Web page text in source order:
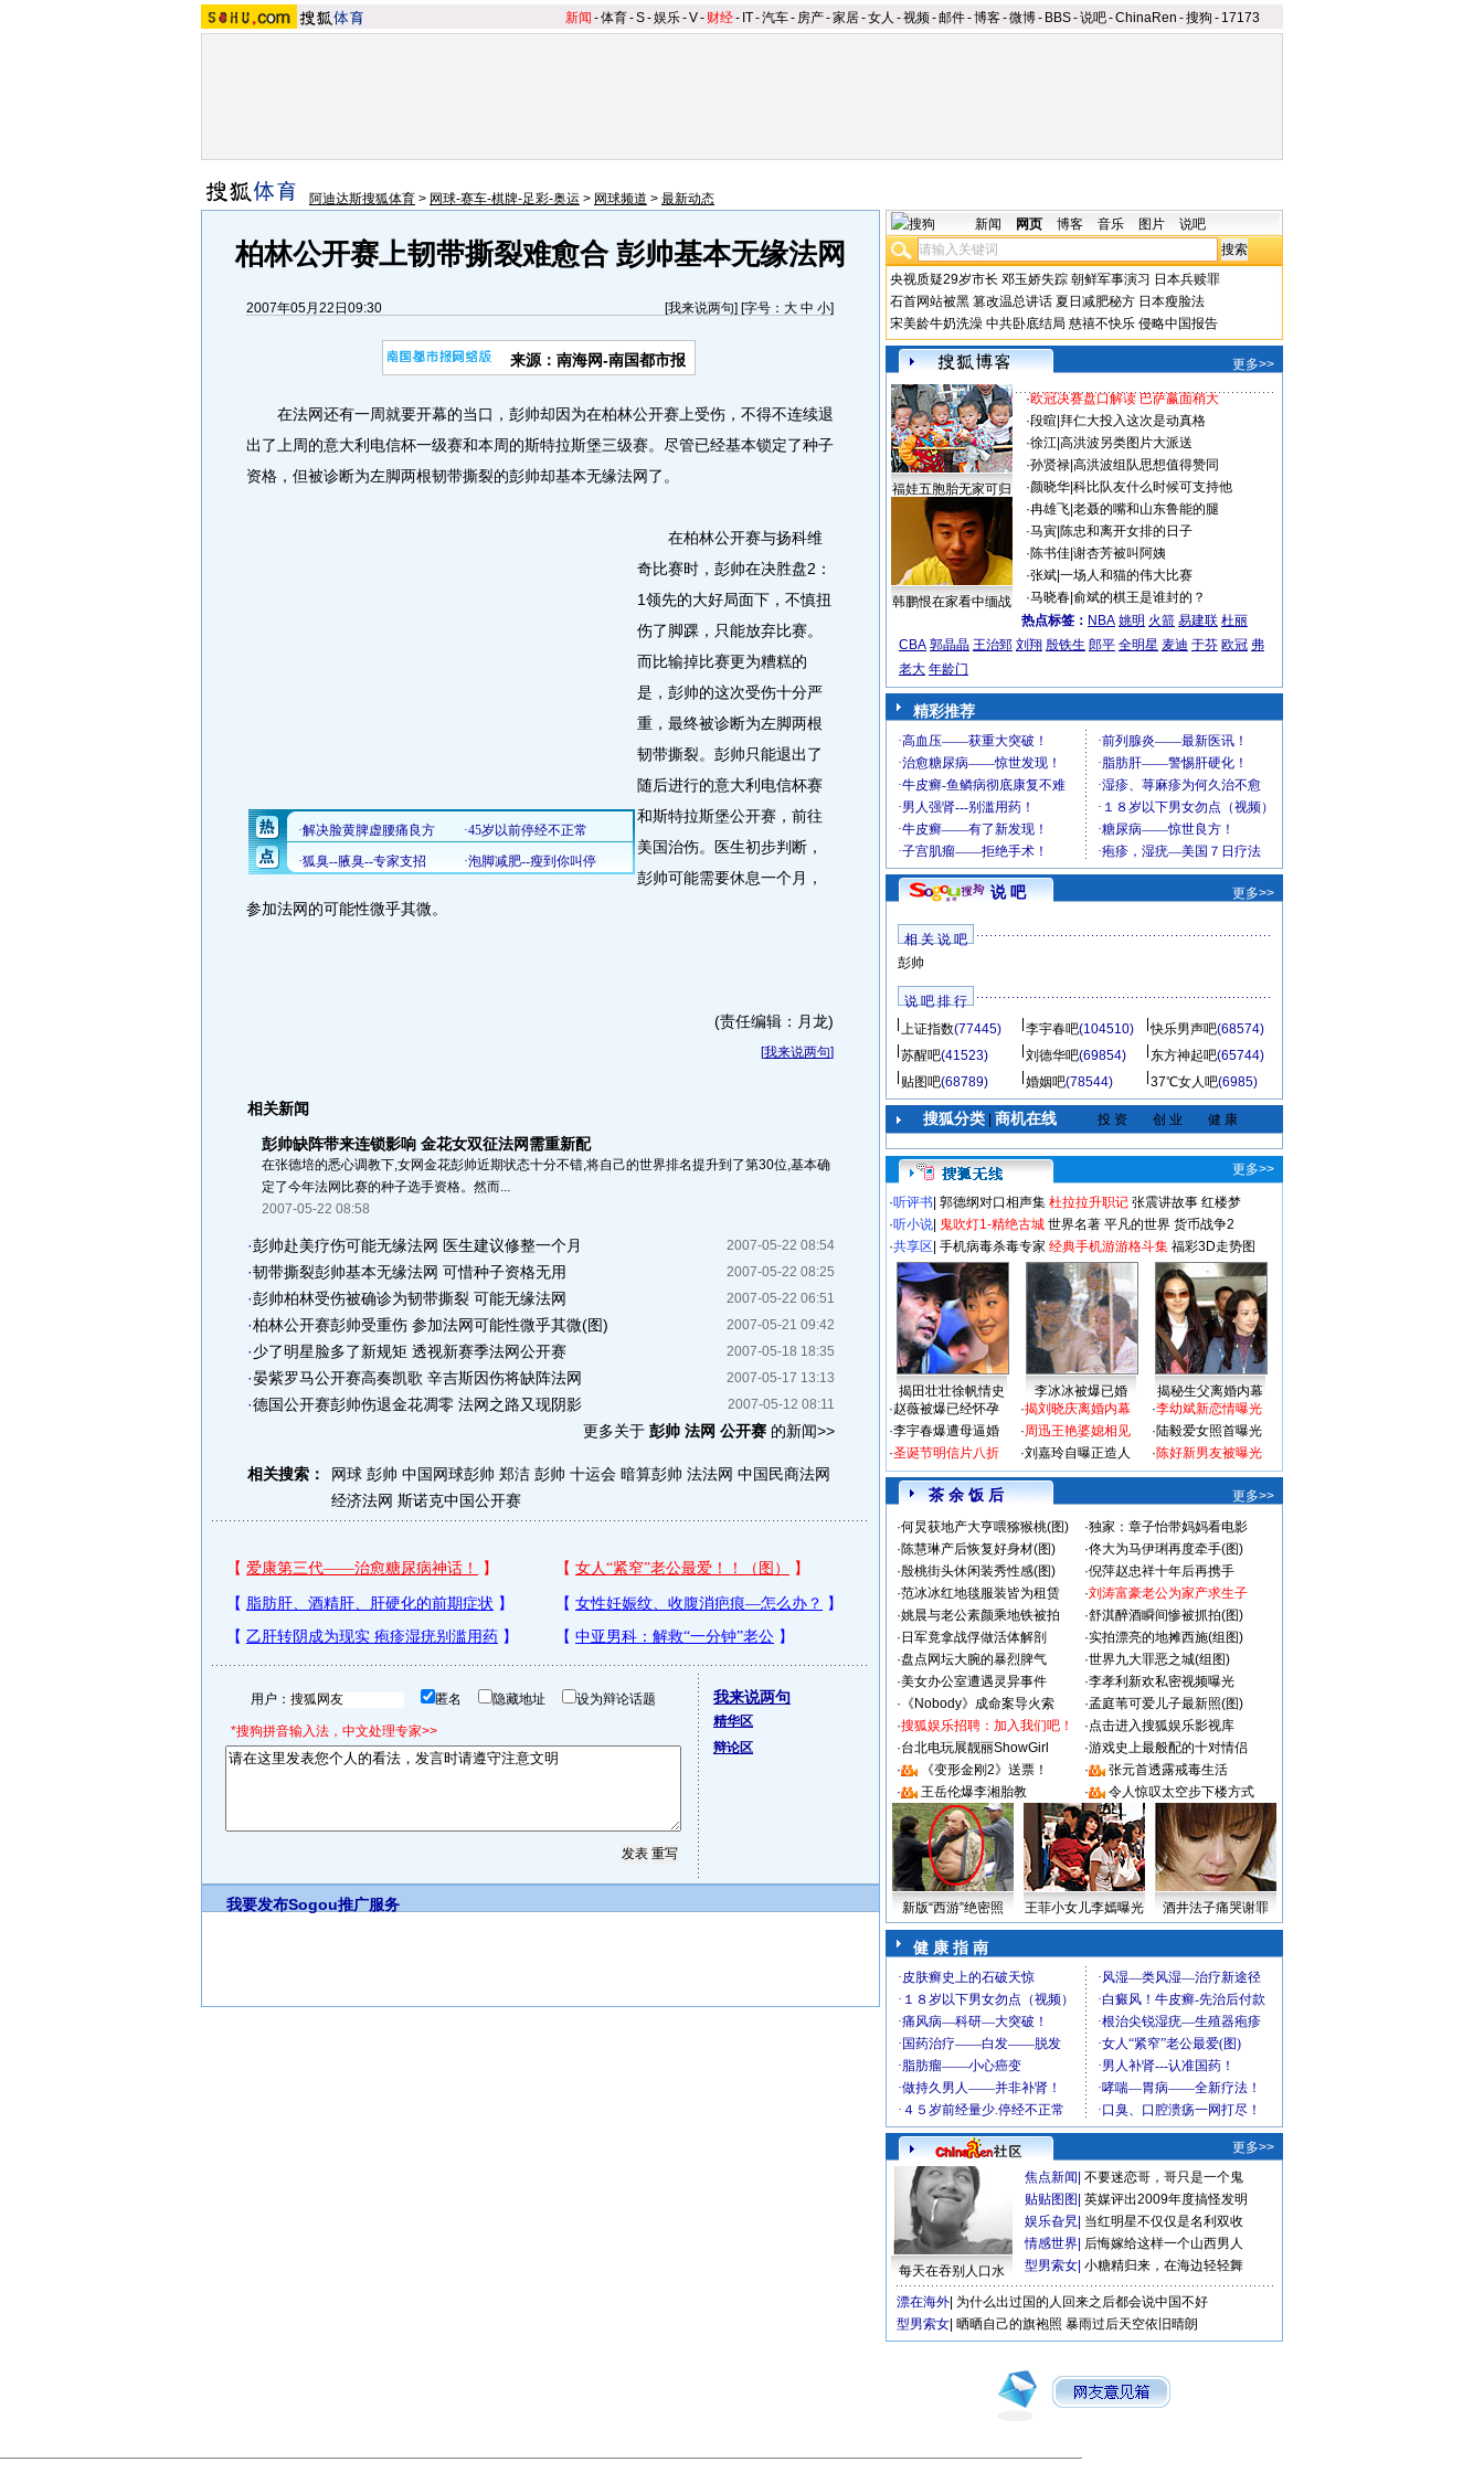
新闻 -体育-S-娱乐-V- 财经- IT-汽车- 房产-家居-女人 -视频-邮件-博客-微博- BBS-说吧-ChinaRen -搜狗 - 17173
阿迪达斯搜狐体育 > 网球-赛车-棋牌-足彩-奥运 > 网球频道 > 最新动态
柏林公开赛上韧带撕裂难愈合 彭帅基本无缘法网
2007年05月22日09:30 [我来说两句] [字号： 大 中 小]
来源：南海网-南国都市报
在法网还有一周就要开幕的当口，彭帅却因为在柏林公开赛上受伤，不得不连续退
出了上周的意大利电信杯一级赛和本周的斯特拉斯堡三级赛。尽管已经基本锁定了种子
资格，但被诊断为左脚两根韧带撕裂的彭帅却基本无缘法网了。
在柏林公开赛与扬科维
奇比赛时，彭帅在决胜盘2：
1领先的大好局面下，不慎扭
伤了脚踝，只能放弃比赛。
而比输掉比赛更为糟糕的
是，彭帅的这次受伤十分严
重，最终被诊断为左脚两根
韧带撕裂。彭帅只能退出了
随后进行的意大利电信杯赛
和斯特拉斯堡公开赛，前往
美国治伤。医生初步判断，
彭帅可能需要休息一个月，
参加法网的可能性微乎其微。
(责任编辑：月龙)
[我来说两句]
相关新闻
彭帅缺阵带来连锁影响 金花女双征法网需重新配
在张德培的悉心调教下,女网金花彭帅近期状态十分不错,将自己的世界排名提升到了第30位,基本确
定了今年法网比赛的种子选手资格。然而...
2007-05-22 08:58
2007-05-22 08:54
·彭帅赴美疗伤可能无缘法网 医生建议修整一个月
2007-05-22 08:25
·韧带撕裂彭帅基本无缘法网 可惜种子资格无用
2007-05-22 06:51
·彭帅柏林受伤被确诊为韧带撕裂 可能无缘法网
2007-05-21 09:42
·柏林公开赛彭帅受重伤 参加法网可能性微乎其微(图)
2007-05-18 18:35
·少了明星脸多了新规矩 透视新赛季法网公开赛
2007-05-17 13:13
·晏紫罗马公开赛高奏凯歌 辛吉斯因伤将缺阵法网
2007-05-12 08:11
·德国公开赛彭帅伤退金花凋零 法网之路又现阴影
更多关于 彭帅 法网 公开赛的新闻>>
相关搜索： 网球 彭帅 中国网球彭帅 郑洁 彭帅 十运会 暗算彭帅 法法网 中国民商法网
经济法网 斯诺克中国公开赛
用户： 匿名 隐藏地址 设为辩论话题
*搜狗拼音输入法，中文处理专家>>
我来说两句
精华区
辩论区
我要发布Sogou推广服务
新闻 网页 博客 音乐 图片 说吧
央视质疑29岁市长 邓玉娇失踪 朝鲜军事演习 日本兵赎罪
石首网站被黑 篡改温总讲话 夏日减肥秘方 日本瘦脸法
宋美龄牛奶洗澡 中共卧底结局 慈禧不快乐 侵略中国报告
更多>>
福娃五胞胎无家可归
韩鹏恨在家看中缅战
·欧冠决赛盘口解读 巴萨赢面稍大
·段暄 拜仁大投入这次是动真格
·徐江| 高洪波另类图片大派送
·孙贤禄| 高洪波组队思想值得赞同
·颜晓华| 科比队友什么时候可支持他
·冉雄飞| 老聂的嘴和山东鲁能的腿
·马寅| 陈忠和离开女排的日子
·陈书佳| 谢杏芳被叫阿姨
·张斌| 一场人和猫的伟大比赛
·马晓春| 俞斌的棋王是谁封的？
热点标签： NBA 姚明 火箭 易建联 杜丽
CBA 郭晶晶 王治郅 刘翔 殷铁生 郎平 全明星 麦迪 于芬 欧冠 弗
老大 年龄门
精彩推荐
说 吧 更多>>
相 关 说 吧
彭帅
说 吧 排 行
上证指数(77445) 李宇春吧(104510) 快乐男声吧(68574)
苏醒吧(41523) 刘德华吧(69854) 东方神起吧(65744)
贴图吧(68789) 婚姻吧(78544) 37℃女人吧(6985)
搜狐分类| 商机在线 投 资 创 业 健 康
更多>>
·听评书 郭德纲对口相声集 杜拉拉升职记 张震讲故事 红楼梦
·听小说 鬼吹灯1-精绝古城 世界名著 平凡的世界 货币战争2
·共享区 手机病毒杀毒专家 经典手机游游格斗集 福彩3D走势图
揭田壮壮徐帆情史 李冰冰被爆已婚
揭秘生父离婚内幕
·赵薇被爆已经怀孕
·李宇春爆遭母逼婚
·圣诞节明信片八折
·揭刘晓庆离婚内幕
·周迅王艳婆媳相见
·刘嘉玲自曝正造人
·李幼斌新恋情曝光
·陆毅爱女照首曝光
·陈好新男友被曝光
茶 余 饭 后
更多>>
·何炅获地产大亨喂猕猴桃(图) ·独家：章子怡带妈妈看电影
·陈慧琳产后恢复好身材(图) ·佟大为马伊琍再度牵手(图)
·殷桃街头休闲装秀性感(图) ·倪萍赵忠祥十年后再携手
·范冰冰红地毯服装皆为租赁 ·刘涛富豪老公为家产求生子
·姚晨与老公素颜乘地铁被拍 ·舒淇醉酒瞬间惨被抓拍(图)
· 日军竟拿战俘做活体解剖 ·实拍漂亮的地摊西施(组图)
·盘点网坛大腕的暴烈脾气 ·世界九大罪恶之城(组图)
·美女办公室遭遇灵异事件 ·李孝利新欢私密视频曝光
· 《Nobody》成命案导火索 ·孟庭苇可爱儿子最新照(图)
·搜狐娱乐招聘：加入我们吧！ ·点击进入搜狐娱乐影视库
·台北电玩展靓丽ShowGirl ·游戏史上最般配的十对情侣
·
《变形金刚2》送票！ ·
张元首透露戒毒生活
·
王岳伦爆李湘胎教 · 令人惊叹太空步下楼方式
新版“西游”绝密照 王菲小女儿李嫣曝光 酒井法子痛哭谢罪
健 康 指 南
更多>>
每天在吞别人口水
焦点新闻 不要迷恋哥，哥只是一个鬼
贴贴图图 英媒评出2009年度搞怪发明
娱乐旮旯 当红明星不仅仅是名利双收
情感世界 后悔嫁给这样一个山西男人
型男索女 小糖精归来，在海边轻轻舞
漂在海外 为什么出过国的人回来之后都会说中国不好
型男索女 晒晒自己的旗袍照 暴雨过后天空依旧晴朗